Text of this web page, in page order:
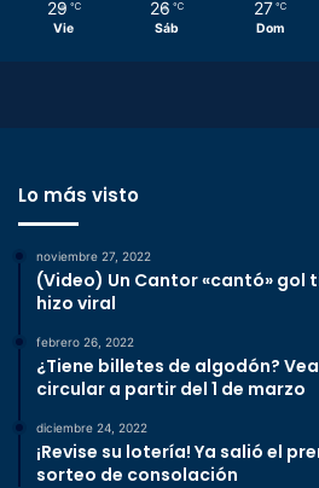
29 ℃
Vie
26 ℃
Sáb
27 ℃
Dom
Lo más visto
noviembre 27, 2022
(Video) Un Cantor «cantó» gol
hizo viral
febrero 26, 2022
¿Tiene billetes de algodón?
circular a partir del 1 de marzo
diciembre 24, 2022
¡Revise su lotería! Ya salió el
sorteo de consolación